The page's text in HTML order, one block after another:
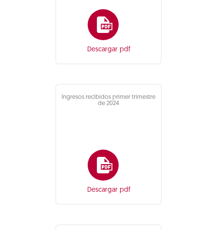
Descargar pdf
Ingresos recibidos primer trimestre
de 2024
Descargar pdf